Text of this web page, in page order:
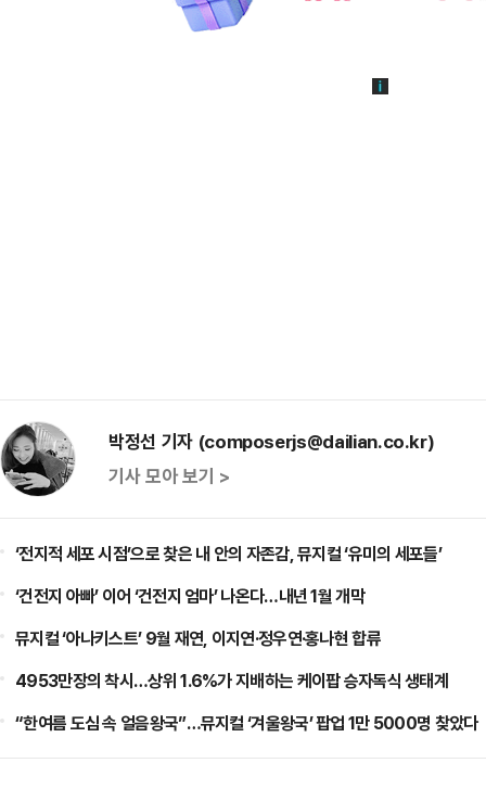
박정선 기자 (composerjs@dailian.co.kr)
기사 모아 보기 >
‘전지적 세포 시점’으로 찾은 내 안의 자존감, 뮤지컬 ‘유미의 세포들’
‘건전지 아빠’ 이어 ‘건전지 엄마’ 나온다…내년 1월 개막
뮤지컬 ‘아나키스트’ 9월 재연, 이지연·정우연·홍나현 합류
4953만장의 착시…상위 1.6%가 지배하는 케이팝 승자독식 생태계
“한여름 도심 속 얼음왕국”…뮤지컬 ‘겨울왕국’ 팝업 1만 5000명 찾았다